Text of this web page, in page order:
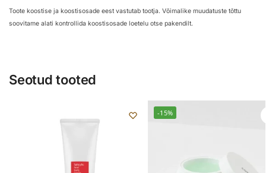
Toote koostise ja koostisosade eest vastutab tootja. Võimalike muudatuste tõttu
soovitame alati kontrollida koostisosade loetelu otse pakendilt.
Seotud tooted
-15%